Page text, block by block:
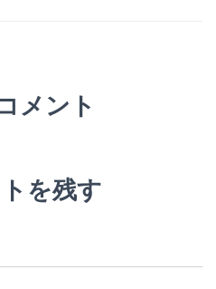
メント
を残す